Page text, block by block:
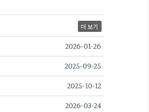
더 보기
2026-01-26
2025-09-25
2025-10-12
2026-03-24